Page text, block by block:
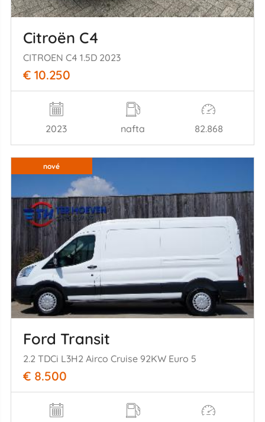
Citroën C4
CITROEN C4 1.5D 2023
€ 10.250
2023 nafta 82.868
nové
Ford Transit
2.2 TDCi L3H2 Airco Cruise 92KW Euro 5
€ 8.500